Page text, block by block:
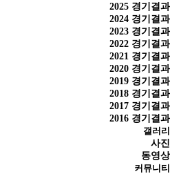
2025 경기결과
2024 경기결과
2023 경기결과
2022 경기결과
2021 경기결과
2020 경기결과
2019 경기결과
2018 경기결과
2017 경기결과
2016 경기결과
갤러리
사진
동영상
커뮤니티